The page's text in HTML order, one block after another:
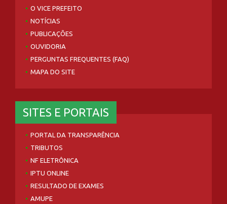
O VICE PREFEITO
NOTÍCIAS
PUBLICAÇÕES
OUVIDORIA
PERGUNTAS FREQUENTES (FAQ)
MAPA DO SITE
SITES E PORTAIS
PORTAL DA TRANSPARÊNCIA
TRIBUTOS
NF ELETRÔNICA
IPTU ONLINE
RESULTADO DE EXAMES
AMUPE